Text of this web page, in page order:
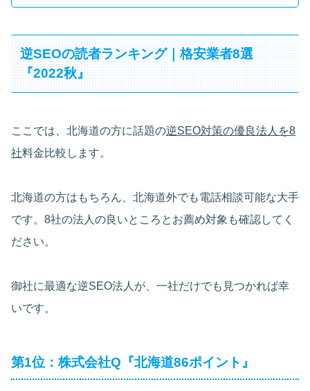
逆SEOの読者ランキング｜格安業者8選
『2022秋』
ここでは、北海道の方に話題の逆SEO対策の優良法人を8
社料金比較します。
北海道の方はもちろん、北海道外でも電話相談可能な大手
です。8社の法人の良いところとお薦め対象も確認してく
ださい。
御社に最適な逆SEO法人が、一社だけでも見つかれば幸
いです。
第1位：株式会社Q『北海道86ポイント』